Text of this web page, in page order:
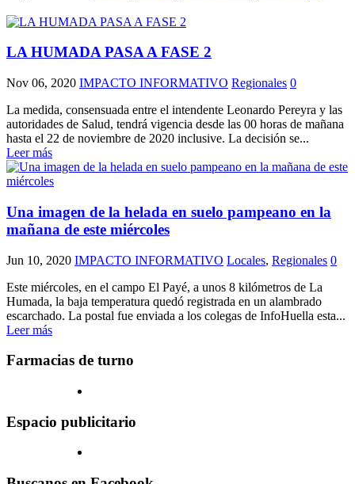
LA HUMADA PASA A FASE 2
Nov 06, 2020 IMPACTO INFORMATIVO Regionales 0
La medida, consensuada entre el intendente Leonardo Pereyra y las
autoridades de Salud, tendrá vigencia desde las 00 horas de mañana
hasta el 22 de noviembre de 2020 inclusive. La decisión se...
Leer más
Una imagen de la helada en suelo pampeano en la
mañana de este miércoles
Jun 10, 2020 IMPACTO INFORMATIVO Locales, Regionales 0
Este miércoles, en el campo El Payé, a unos 8 kilómetros de La
Humada, la baja temperatura quedó registrada en un alambrado
escarchado. La postal fue enviada a los colegas de InfoHuella esta...
Leer más
Farmacias de turno
Espacio publicitario